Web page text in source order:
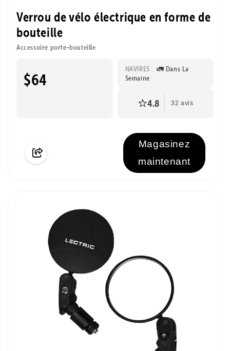
Verrou de vélo électrique en forme de
bouteille
Accessoire porte-bouteille
$64
NAVIRES : 🚛 Dans La
Semaine
4.8 32 avis
Magasinez
maintenant